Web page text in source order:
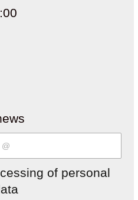
of personal